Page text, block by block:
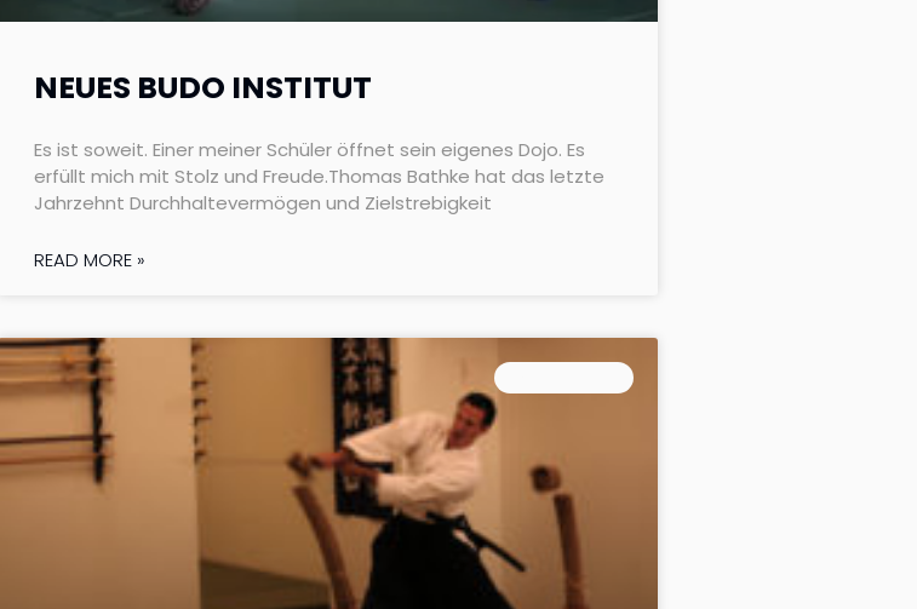
NEUES BUDO INSTITUT
Es ist soweit. Einer meiner Schüler öffnet sein eigenes Dojo. Es
erfüllt mich mit Stolz und Freude.Thomas Bathke hat das letzte
Jahrzehnt Durchhaltevermögen und Zielstrebigkeit
READ MORE »